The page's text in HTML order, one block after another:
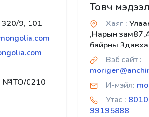
9, 101
№ITO/0210
Товч
Хаяг :
,Нарын
байрны
Вэб сайт :
И-мэйл:
Утас :
99195888